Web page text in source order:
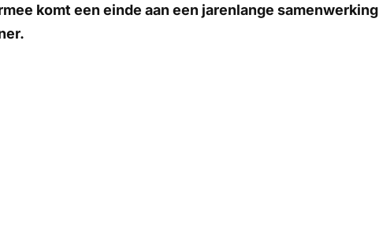
komt een einde aan een jarenlange samenwerking